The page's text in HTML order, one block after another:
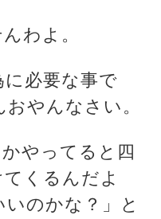
わよ。
必要な事で
やんなさい。
やってると四
くるんだよ
のかな？」と